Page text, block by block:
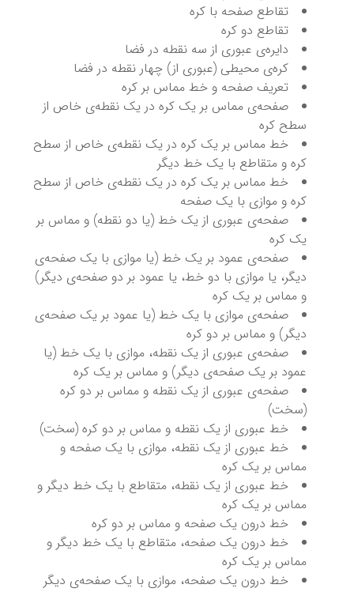
تقاطع صفحه با کره
تقاطع دو کره
دایره‌ی عبوری از سه نقطه در فضا
کره‌ی محیطی (عبوری از) چهار نقطه در فضا
تعریف صفحه و خط مماس بر کره
صفحه‌ی مماس بر یک کره در یک نقطه‌ی خاص از
سطح کره
خط مماس بر یک کره در یک نقطه‌ی خاص از سطح
کره و متقاطع با یک خط دیگر
خط مماس بر یک کره در یک نقطه‌ی خاص از سطح
کره و موازی با یک صفحه
صفحه‌ی عبوری از یک خط (یا دو نقطه) و مماس بر
یک کره
صفحه‌ی عمود بر یک خط (یا موازی با یک صفحه‌ی
دیگر، یا موازی با دو خط، یا عمود بر دو صفحه‌ی دیگر)
و مماس بر یک کره
صفحه‌ی موازی با یک خط (یا عمود بر یک صفحه‌ی
دیگر) و مماس بر دو کره
صفحه‌ی عبوری از یک نقطه، موازی با یک خط (یا
عمود بر یک صفحه‌ی دیگر) و مماس بر یک کره
صفحه‌ی عبوری از یک نقطه و مماس بر دو کره
(سخت)
خط عبوری از یک نقطه و مماس بر دو کره (سخت)
خط عبوری از یک نقطه، موازی با یک صفحه و
مماس بر یک کره
خط عبوری از یک نقطه، متقاطع با یک خط دیگر و
مماس بر یک کره
خط درون یک صفحه و مماس بر دو کره
خط درون یک صفحه، متقاطع با یک خط دیگر و
مماس بر یک کره
خط درون یک صفحه، موازی با یک صفحه‌ی دیگر